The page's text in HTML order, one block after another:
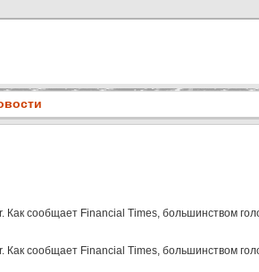
сообщает Financial Times, большинством
сообщает Financial Times, большинством